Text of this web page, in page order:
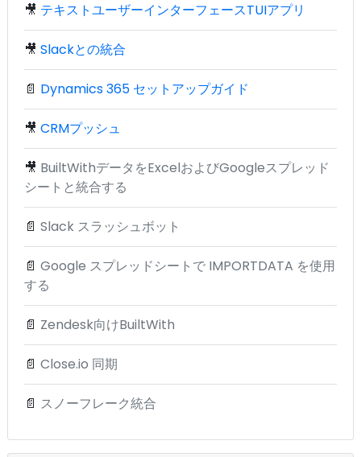
🎥 テキストユーザーインターフェースTUIアプリ
🎥 Slackとの統合
📄 Dynamics 365 セットアップガイド
🎥 CRMプッシュ
🎥 BuiltWithデータをExcelおよびGoogleスプレッド
シートと統合する
📄 Slack スラッシュボット
📄 Google スプレッドシートで IMPORTDATA を使用
する
📄 Zendesk向けBuiltWith
📄 Close.io 同期
📄 スノーフレーク統合